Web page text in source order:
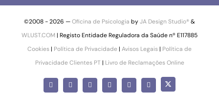
©2008 -2026 —Oficina de Psicologia byJA Design Studio®&
WLUST.COM | Registo Entidade Reguladora da Saúde nº E117885
Cookies| Política de Privacidade| Avisos Legais| Política de
Privacidade Clientes PT | Livro de Reclamações Online
FacebookInstagramLinkedInYouTubePinterestSoundCloud
X